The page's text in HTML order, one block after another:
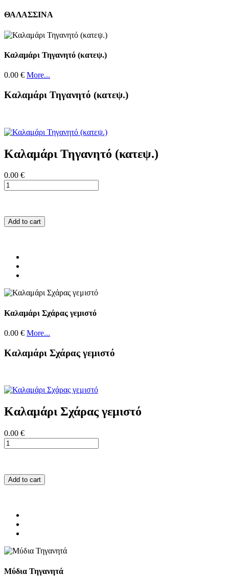
ΘΑΛΑΣΣΙΝΑ
Καλαμάρι Τηγανητό (κατεψ.)
0.00 € More...
Καλαμάρι Τηγανητό (κατεψ.)
Καλαμάρι Τηγανητό (κατεψ.)
0.00 €
Add to cart
Καλαμάρι Σχάρας γεμιστό
0.00 € More...
Καλαμάρι Σχάρας γεμιστό
Καλαμάρι Σχάρας γεμιστό
0.00 €
Add to cart
Μύδια Τηγανητά